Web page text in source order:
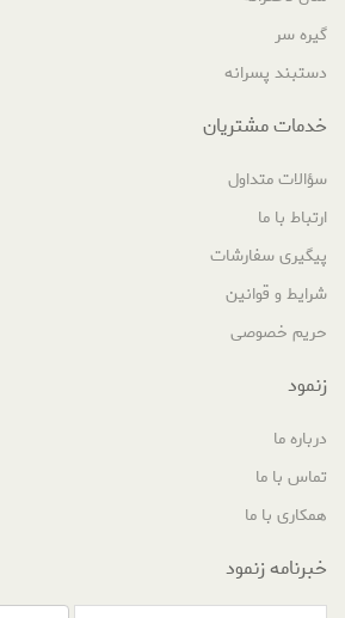
گیره سر
دستبند پسرانه
خدمات مشتریان
سؤالات متداول
ارتباط با ما
پیگیری سفارشات
شرایط و قوانین
حریم خصوصی
زنمود
درباره ما
تماس با ما
همکاری با ما
خبرنامه زنمود